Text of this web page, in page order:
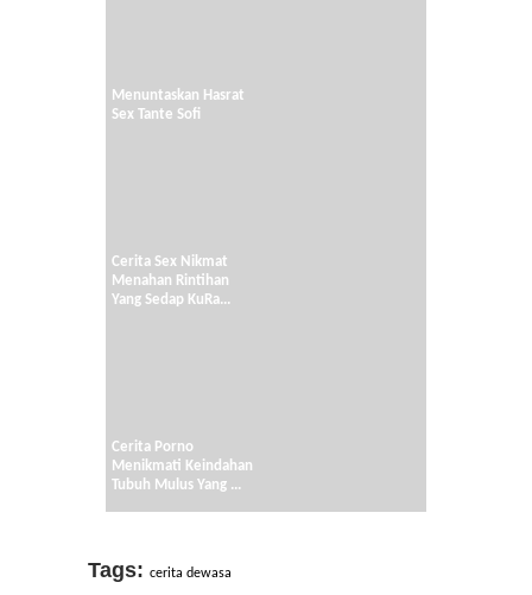
Menuntaskan Hasrat
Sex Tante Sofi
Cerita Sex Nikmat
Menahan Rintihan
Yang Sedap KuRa...
Cerita Porno
Menikmati Keindahan
Tubuh Mulus Yang ...
Tags: cerita dewasa